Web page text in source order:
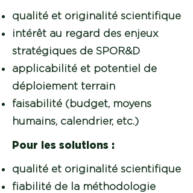
qualité et originalité scientifique
intérêt au regard des enjeux
stratégiques de SPOR&D
applicabilité et potentiel de
déploiement terrain
faisabilité (budget, moyens
humains, calendrier, etc.)
Pour les solutions :
qualité et originalité scientifique
fiabilité de la méthodologie